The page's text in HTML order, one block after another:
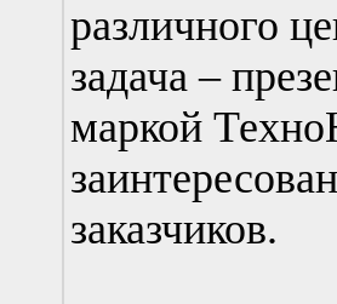
различного
задача –
маркой
заказчиков.